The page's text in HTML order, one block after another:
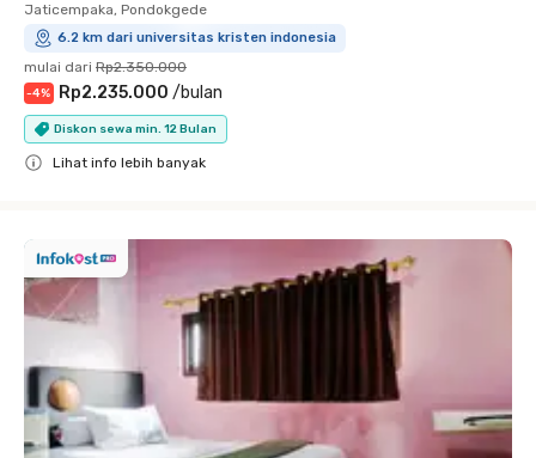
Jaticempaka, Pondokgede
6.2 km dari universitas kristen indonesia
mulai dari Rp2.350.000
-4% Rp2.235.000 /bulan
Diskon sewa min. 12 Bulan
Lihat info lebih banyak